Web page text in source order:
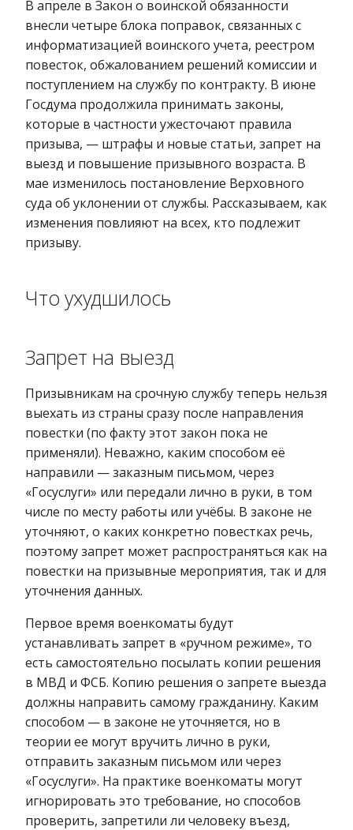
В апреле в Закон о воинской обязанности
внесли четыре блока поправок, связанных с
информатизацией воинского учета, реестром
повесток, обжалованием решений комиссии и
поступлением на службу по контракту. В июне
Госдума продолжила принимать законы,
которые в частности ужесточают правила
призыва, — штрафы и новые статьи, запрет на
выезд и повышение призывного возраста. В
мае изменилось постановление Верховного
суда об уклонении от службы. Рассказываем, как
изменения повлияют на всех, кто подлежит
призыву.
Что ухудшилось
Запрет на выезд
Призывникам на срочную службу теперь нельзя
выехать из страны сразу после направления
повестки (по факту этот закон пока не
применяли). Неважно, каким способом её
направили — заказным письмом, через
«Госуслуги» или передали лично в руки, в том
числе по месту работы или учёбы. В законе не
уточняют, о каких конкретно повестках речь,
поэтому запрет может распространяться как на
повестки на призывные мероприятия, так и для
уточнения данных.
Первое время военкоматы будут
устанавливать запрет в «ручном режиме», то
есть самостоятельно посылать копии решения
в МВД и ФСБ. Копию решения о запрете выезда
должны направить самому гражданину. Каким
способом — в законе не уточняется, но в
теории ее могут вручить лично в руки,
отправить заказным письмом или через
«Госуслуги». На практике военкоматы могут
игнорировать это требование, но способов
проверить, запретили ли человеку въезд,